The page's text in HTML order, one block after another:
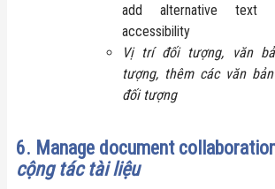
add alternative
accessibility
Vị trí đối tượng, văn
tượng, thêm các văn
đối tượng
6. Manage document
cộng tác tài liệu